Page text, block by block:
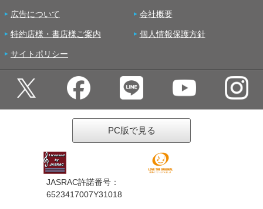
広告について 会社概要
特約店様・書店様ご案内 個人情報保護方針
サイトポリシー
PC版で見る
JASRAC許諾番号：
6523417007Y31018